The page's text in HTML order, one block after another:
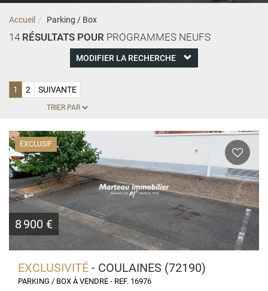
Accueil Parking / Box
14 RÉSULTATS POUR PROGRAMMES NEUFS
MODIFIER LA RECHERCHE
1 2 SUIVANTE
EXCLUSIF
8 900 €
EXCLUSIVITÉ - COULAINES (72190)
PARKING / BOX À VENDRE - REF. 16976